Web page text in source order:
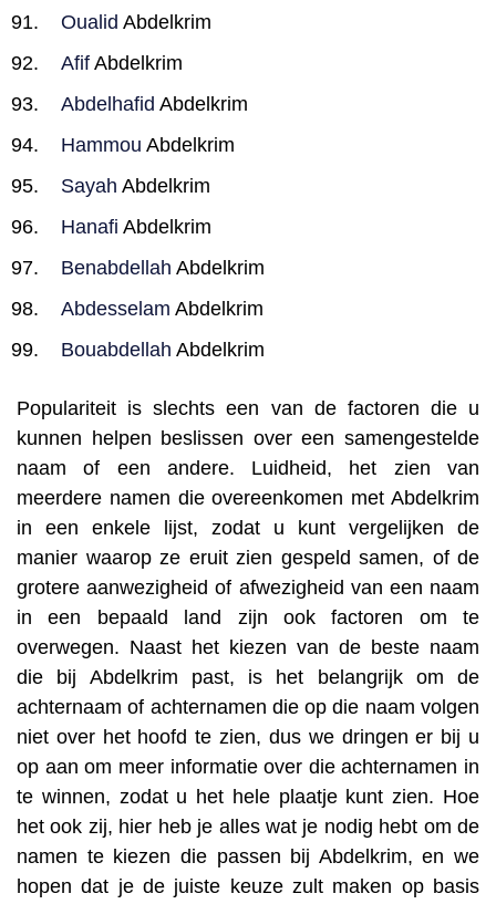
Oualid Abdelkrim
Afif Abdelkrim
Abdelhafid Abdelkrim
Hammou Abdelkrim
Sayah Abdelkrim
Hanafi Abdelkrim
Benabdellah Abdelkrim
Abdesselam Abdelkrim
Bouabdellah Abdelkrim
Populariteit is slechts een van de factoren die u
kunnen helpen beslissen over een samengestelde
naam of een andere. Luidheid, het zien van
meerdere namen die overeenkomen met Abdelkrim
in een enkele lijst, zodat u kunt vergelijken de
manier waarop ze eruit zien gespeld samen, of de
grotere aanwezigheid of afwezigheid van een naam
in een bepaald land zijn ook factoren om te
overwegen. Naast het kiezen van de beste naam
die bij Abdelkrim past, is het belangrijk om de
achternaam of achternamen die op die naam volgen
niet over het hoofd te zien, dus we dringen er bij u
op aan om meer informatie over die achternamen in
te winnen, zodat u het hele plaatje kunt zien. Hoe
het ook zij, hier heb je alles wat je nodig hebt om de
namen te kiezen die passen bij Abdelkrim, en we
hopen dat je de juiste keuze zult maken op basis